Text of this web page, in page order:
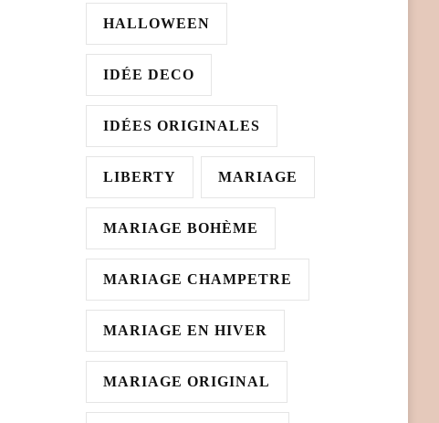
HALLOWEEN
IDÉE DECO
IDÉES ORIGINALES
LIBERTY MARIAGE
MARIAGE BOHÈME
MARIAGE CHAMPETRE
MARIAGE EN HIVER
MARIAGE ORIGINAL